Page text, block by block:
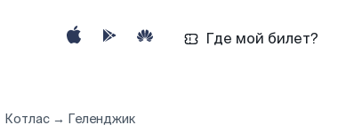
Где мой билет?
Котлас → Геленджик